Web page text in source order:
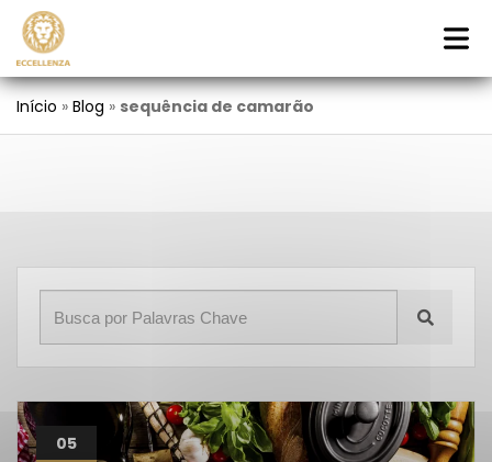
Início » Blog » sequência de camarão
05